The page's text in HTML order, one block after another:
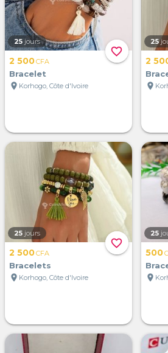
favorite_border
25 jours
2 500CFA
Bracelet
location_on Korhogo, Côte d'Ivoire
25
2
location_on
favorite_border
25 jours
2 500CFA
Bracelets
location_on Korhogo, Côte d'Ivoire
25
500
location_on